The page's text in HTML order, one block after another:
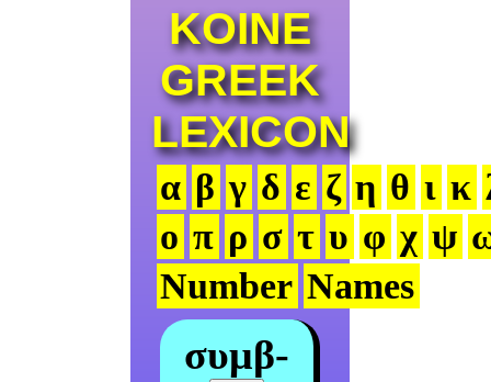
KOINE
GREEK
LEXICON
α β γ δ ε ζ η θ ι κ
ο π ρ σ τ υ φ χ ψ
Number Names
συμβ-